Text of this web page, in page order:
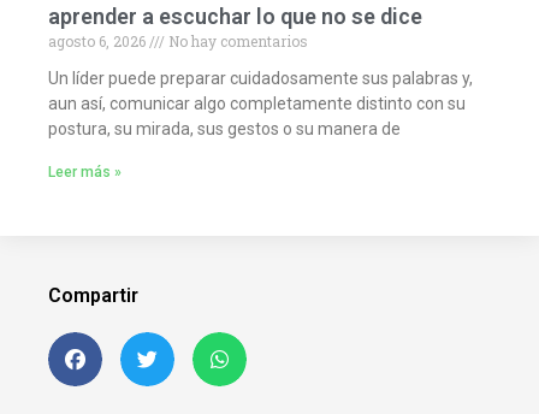
aprender a escuchar lo que no se dice
agosto 6, 2026
No hay comentarios
Un líder puede preparar cuidadosamente sus palabras y,
aun así, comunicar algo completamente distinto con su
postura, su mirada, sus gestos o su manera de
Leer más »
Compartir